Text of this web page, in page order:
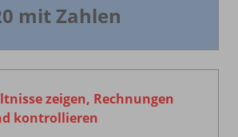
mit Zahlen
zeigen, Rechnungen
kontrollieren